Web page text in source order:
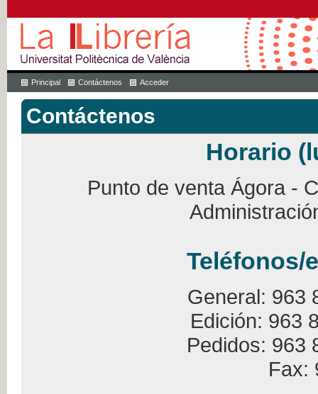
Principal Contáctenos Acceder
Contáctenos
Horario
Punto de venta Ágora -
Teléfonos/
General: 963
Edición: 963
Pedidos: 963
Fax: